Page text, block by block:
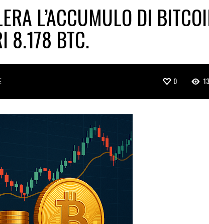
L’ACCUMULO DI
8.178 BTC.
0 13